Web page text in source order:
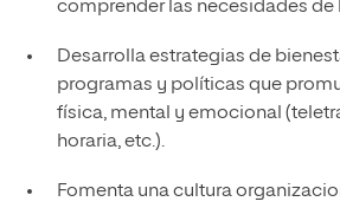
comprender las necesidades de
Desarrolla estrategias de
programas y políticas que
física, mental y emocional
horaria, etc.).
Fomenta una cultura